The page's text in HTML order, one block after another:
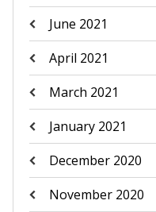
June 2021
April 2021
March 2021
January 2021
December 2020
November 2020